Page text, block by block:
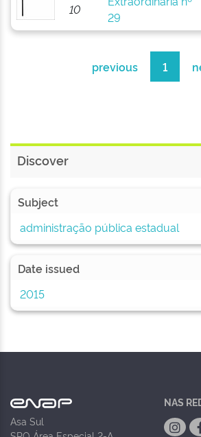
10
29
previous 1
Discover
Subject
administração pública estadual
Date issued
2015
Asa Sul
NAS